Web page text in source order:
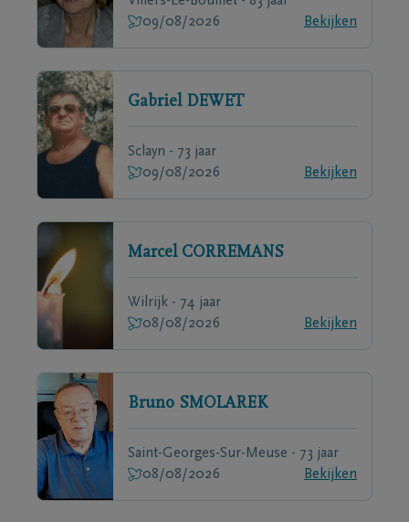
09/08/2026
Bekijken
Gabriel DEWET
Sclayn - 73 jaar
09/08/2026
Bekijken
Marcel CORREMANS
Wilrijk - 74 jaar
08/08/2026
Bekijken
Bruno SMOLAREK
Saint-Georges-Sur-Meuse - 73 jaar
08/08/2026
Bekijken